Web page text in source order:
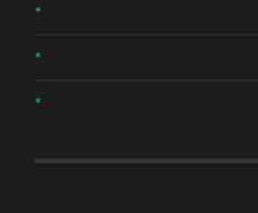
*
*
*